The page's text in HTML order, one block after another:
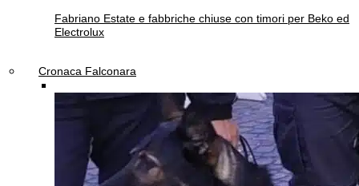
Fabriano Estate e fabbriche chiuse con timori per Beko ed
Electrolux
Cronaca Falconara